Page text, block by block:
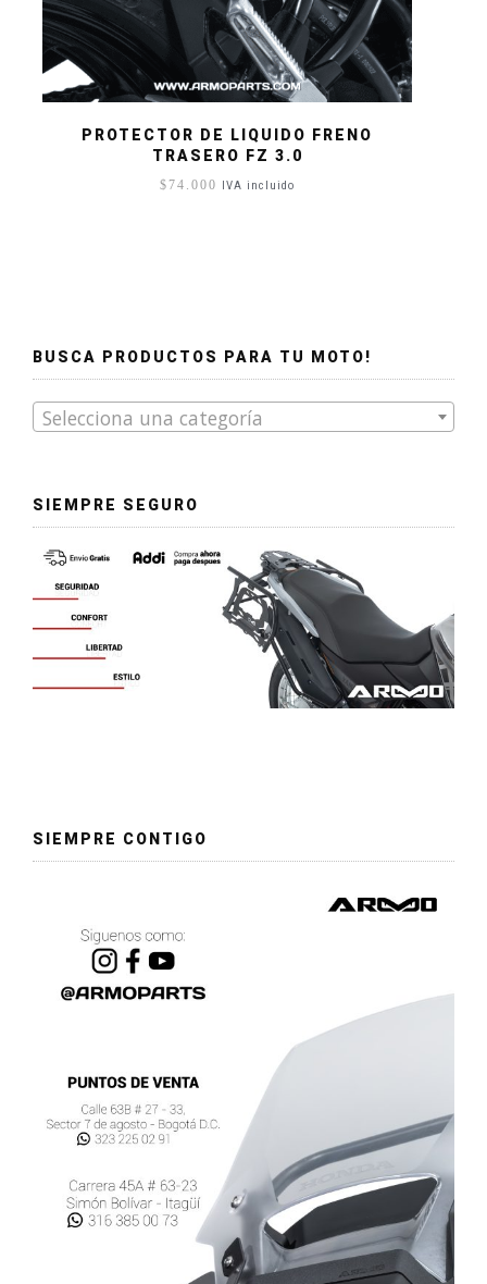
PROTECTOR DE LIQUIDO FRENO
TRASERO FZ 3.0
$ 74.000 IVA incluido
BUSCA PRODUCTOS PARA TU MOTO!
Selecciona una categoría
SIEMPRE SEGURO
SIEMPRE CONTIGO